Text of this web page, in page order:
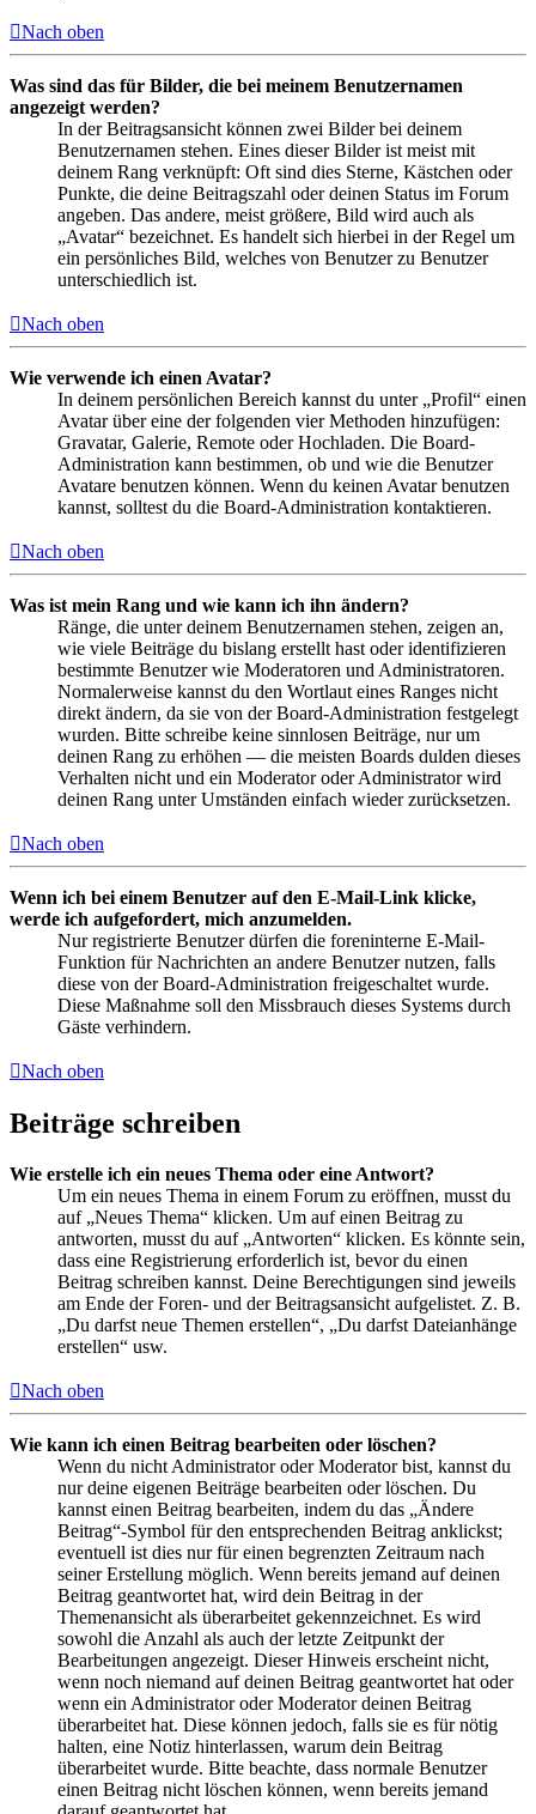
Nach oben
Was sind das für Bilder, die bei meinem Benutzernamen
angezeigt werden?
In der Beitragsansicht können zwei Bilder bei deinem
Benutzernamen stehen. Eines dieser Bilder ist meist mit
deinem Rang verknüpft: Oft sind dies Sterne, Kästchen oder
Punkte, die deine Beitragszahl oder deinen Status im Forum
angeben. Das andere, meist größere, Bild wird auch als
„Avatar“ bezeichnet. Es handelt sich hierbei in der Regel um
ein persönliches Bild, welches von Benutzer zu Benutzer
unterschiedlich ist.
Nach oben
Wie verwende ich einen Avatar?
In deinem persönlichen Bereich kannst du unter „Profil“ einen
Avatar über eine der folgenden vier Methoden hinzufügen:
Gravatar, Galerie, Remote oder Hochladen. Die Board-
Administration kann bestimmen, ob und wie die Benutzer
Avatare benutzen können. Wenn du keinen Avatar benutzen
kannst, solltest du die Board-Administration kontaktieren.
Nach oben
Was ist mein Rang und wie kann ich ihn ändern?
Ränge, die unter deinem Benutzernamen stehen, zeigen an,
wie viele Beiträge du bislang erstellt hast oder identifizieren
bestimmte Benutzer wie Moderatoren und Administratoren.
Normalerweise kannst du den Wortlaut eines Ranges nicht
direkt ändern, da sie von der Board-Administration festgelegt
wurden. Bitte schreibe keine sinnlosen Beiträge, nur um
deinen Rang zu erhöhen — die meisten Boards dulden dieses
Verhalten nicht und ein Moderator oder Administrator wird
deinen Rang unter Umständen einfach wieder zurücksetzen.
Nach oben
Wenn ich bei einem Benutzer auf den E-Mail-Link klicke,
werde ich aufgefordert, mich anzumelden.
Nur registrierte Benutzer dürfen die foreninterne E-Mail-
Funktion für Nachrichten an andere Benutzer nutzen, falls
diese von der Board-Administration freigeschaltet wurde.
Diese Maßnahme soll den Missbrauch dieses Systems durch
Gäste verhindern.
Nach oben
Beiträge schreiben
Wie erstelle ich ein neues Thema oder eine Antwort?
Um ein neues Thema in einem Forum zu eröffnen, musst du
auf „Neues Thema“ klicken. Um auf einen Beitrag zu
antworten, musst du auf „Antworten“ klicken. Es könnte sein,
dass eine Registrierung erforderlich ist, bevor du einen
Beitrag schreiben kannst. Deine Berechtigungen sind jeweils
am Ende der Foren- und der Beitragsansicht aufgelistet. Z. B.
„Du darfst neue Themen erstellen“, „Du darfst Dateianhänge
erstellen“ usw.
Nach oben
Wie kann ich einen Beitrag bearbeiten oder löschen?
Wenn du nicht Administrator oder Moderator bist, kannst du
nur deine eigenen Beiträge bearbeiten oder löschen. Du
kannst einen Beitrag bearbeiten, indem du das „Ändere
Beitrag“-Symbol für den entsprechenden Beitrag anklickst;
eventuell ist dies nur für einen begrenzten Zeitraum nach
seiner Erstellung möglich. Wenn bereits jemand auf deinen
Beitrag geantwortet hat, wird dein Beitrag in der
Themenansicht als überarbeitet gekennzeichnet. Es wird
sowohl die Anzahl als auch der letzte Zeitpunkt der
Bearbeitungen angezeigt. Dieser Hinweis erscheint nicht,
wenn noch niemand auf deinen Beitrag geantwortet hat oder
wenn ein Administrator oder Moderator deinen Beitrag
überarbeitet hat. Diese können jedoch, falls sie es für nötig
halten, eine Notiz hinterlassen, warum dein Beitrag
überarbeitet wurde. Bitte beachte, dass normale Benutzer
einen Beitrag nicht löschen können, wenn bereits jemand